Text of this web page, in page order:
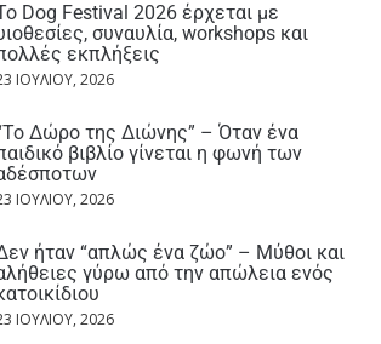
Dog Festival 2026 έρχεται με
συναυλία, workshops και
εκπλήξεις
ΙΟΥΛΊΟΥ, 2026
Δώρο της Διώνης” – Όταν ένα
βιβλίο γίνεται η φωνή των
ΙΟΥΛΊΟΥ, 2026
ήταν “απλώς ένα ζώο” – Μύθοι και
γύρω από την απώλεια ενός
ΙΟΥΛΊΟΥ, 2026